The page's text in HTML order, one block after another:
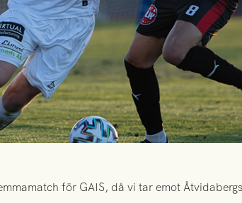
för GAIS, då vi tar emot